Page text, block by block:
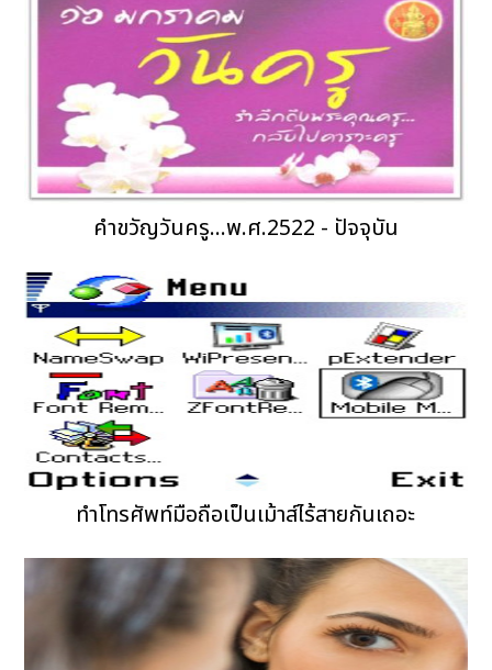
คำขวัญวันครู...พ.ศ.2522 - ปัจจุบัน
ทำโทรศัพท์มือถือเป็นเม้าส์ไร้สายกันเถอะ